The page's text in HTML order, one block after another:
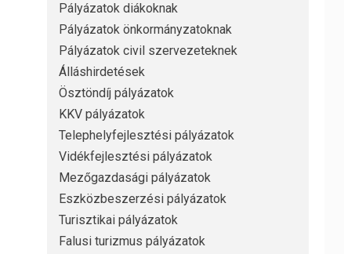
Pályázatok diákoknak
Pályázatok önkormányzatoknak
Pályázatok civil szervezeteknek
Álláshirdetések
Ösztöndíj pályázatok
KKV pályázatok
Telephelyfejlesztési pályázatok
Vidékfejlesztési pályázatok
Mezőgazdasági pályázatok
Eszközbeszerzési pályázatok
Turisztikai pályázatok
Falusi turizmus pályázatok